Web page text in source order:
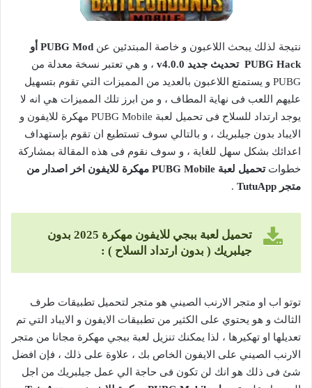
نتيجة لذلك يبحث اللاعبون و خاصة المبتدئين عن PUBG Mod أو
PUBG Hack تحديث جديد v4.0.0
، و هي تعتبر نسخة معدلة من
PUBG و يستمتع اللاعبون بالعديد من المميزات التي تقوم بتسهيل
عليهم اللعب فى نهاية المطاف ، و من ابرز تلك المميزات هي انه لا
يوجد ارتداد للسلاح فى تحميل لعبة PUBG Mobile مهكرة للايفون و
الايباد بدون جيلبريك ، و بالتالي سوف تستطيع ان تقوم بإستهداف
اعدائك بشكل سهل للغاية ، و سوف نقوم فى هذه المقالة بمشاركة
خطواتتحميل لعبة PUBG Mobile مهكرة للايفون اخر اصدار من
متجر TutuApp
.
تحميل لعبة ببجي للايفون مهكرة 2025 بدون
جيلبريك ( بدون ارتداد السلاح ) :
توتو اب او متجر الارنب الصيني هو متجر لتحميل تطبيقات طرف
الثالث و هو يحتوي على الكثير من تطبيقات الايفون و الايباد التي تم
تعديلها او تهكيرها ، لذا يمكنك تنزيل لعبة ببجي مهكرة مجانا من متجر
الارنب الصيني على الايفون الخاص بك ، علاوة على ذلك ، فإن افضل
شئ فى ذلك هو انك لن تكون فى حاجة الي عمل جيلبريك من اجل